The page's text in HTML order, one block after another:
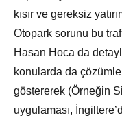
kısır ve gereksiz
Otopark sorunu bu
Hasan Hoca da
konularda da
göstererek (Örneğin
uygulaması,